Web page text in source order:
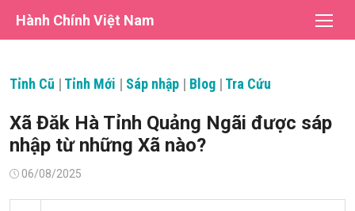
Hành Chính Việt Nam
Tỉnh Cũ | Tỉnh Mới | Sáp nhập | Blog | Tra Cứu
Xã Đăk Hà Tỉnh Quảng Ngãi được sáp
nhập từ những Xã nào?
Đăng06/08/2025